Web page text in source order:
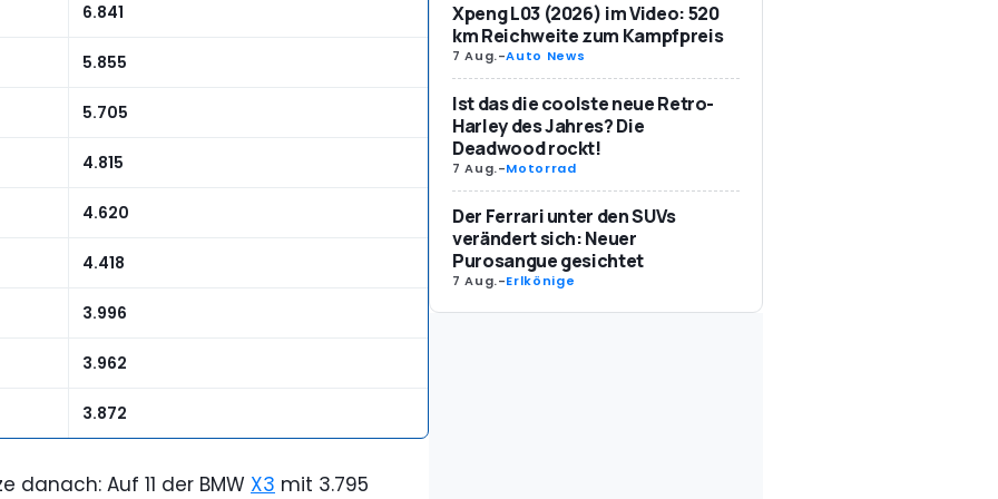
6.841
5.855
5.705
4.815
4.620
4.418
3.996
3.962
3.872
Auf 11 der BMW X3 mit 3.795
Xpeng L03 (2026) im Video: 520
km Reichweite zum Kampfpreis
7 Aug.-Auto News
Ist das die coolste neue Retro-
Harley des Jahres? Die
Deadwood rockt!
7 Aug.-Motorrad
Der Ferrari unter den SUVs
verändert sich: Neuer
Purosangue gesichtet
7 Aug.-Erlkönige